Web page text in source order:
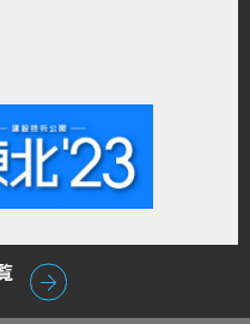
arrow_forward